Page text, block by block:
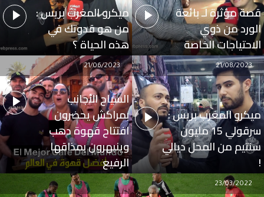
قصة مؤثرة لـ بائعة
الورد من ذوي
الاحتياجات الخاصة
ميكرو المغرب بريس :
من هو قدوتك في
هذه الحياة ؟
ميكرو المغرب بريس :
سرقولي 15 مليون
سنتيم من المحل ديالي
!
21/08/2023
السياح الأجانب
بمراكش يحضرون
افتتاح قهوة دهب
وينبهرون بمذاقها
الرفيع
21/06/2023
23/03/2022